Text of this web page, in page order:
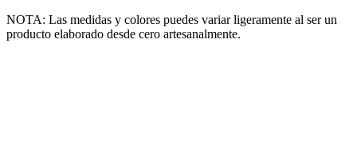
NOTA: Las medidas y colores puedes variar ligeramente al ser un
producto elaborado desde cero artesanalmente.